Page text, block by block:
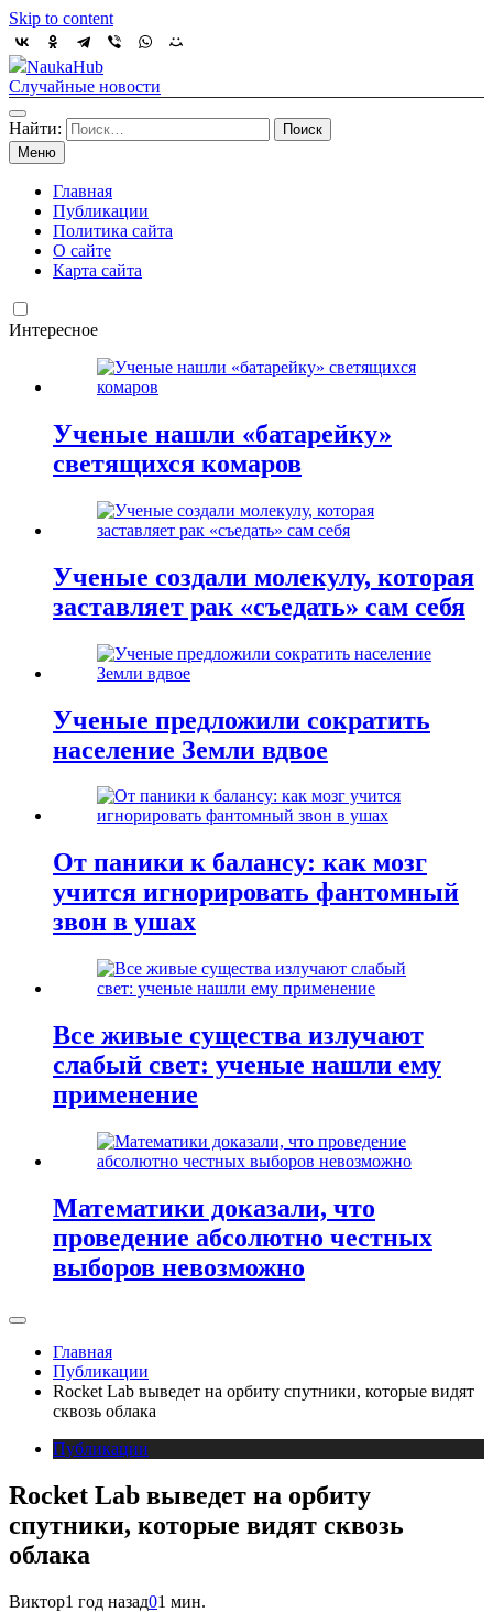
Skip to content
NaukaHub
Случайные новости
Найти:
Меню
Главная
Публикации
Политика сайта
О сайте
Карта сайта
Интересное
Ученые нашли «батарейку»
светящихся комаров
Ученые создали молекулу, которая
заставляет рак «съедать» сам себя
Ученые предложили сократить
население Земли вдвое
От паники к балансу: как мозг
учится игнорировать фантомный
звон в ушах
Все живые существа излучают
слабый свет: ученые нашли ему
применение
Математики доказали, что
проведение абсолютно честных
выборов невозможно
Главная
Публикации
Rocket Lab выведет на орбиту спутники, которые видят
сквозь облака
Публикации
Rocket Lab выведет на орбиту
спутники, которые видят сквозь
облака
Виктор1 год назад01 мин.